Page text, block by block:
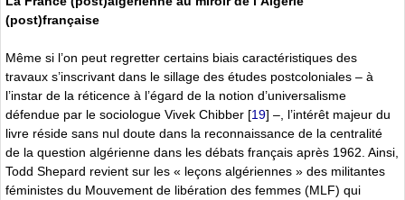
(post)française
Même si l’on peut regretter certains biais caractéristiques des
travaux s’inscrivant dans le sillage des études postcoloniales – à
l’instar de la réticence à l’égard de la notion d’universalisme
défendue par le sociologue Vivek Chibber [19] –, l’intérêt majeur du
livre réside sans nul doute dans la reconnaissance de la centralité
de la question algérienne dans les débats français après 1962. Ainsi,
Todd Shepard revient sur les « leçons algériennes » des militantes
féministes du Mouvement de libération des femmes (MLF) qui